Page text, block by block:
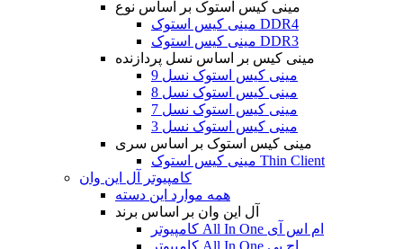
مینی کیس استوک بر اساس نوع
مینی کیس استوک DDR4
مینی کیس استوک DDR3
مینی کیس بر اساس نسل پردازنده
مینی کیس استوک نسل 9
مینی کیس استوک نسل 8
مینی کیس استوک نسل 7
مینی کیس استوک نسل 3
مینی کیس استوک بر اساس سری
مینی کیس استوک Thin Client
کامپیوتر آل این وان
همه موارد این دسته
آل این وان بر اساس برند
کامپیوتر All In One ام اس آی
کامپیوتر All In One اچ پی